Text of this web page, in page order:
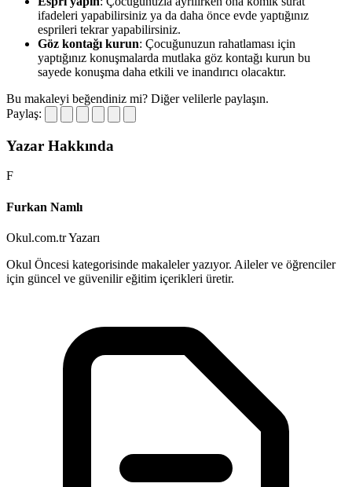
ifadeleri yapabilirsiniz ya da daha önce evde yaptığınız
esprileri tekrar yapabilirsiniz.
Göz kontağı kurun: Çocuğunuzun rahatlaması için
yaptığınız konuşmalarda mutlaka göz kontağı kurun bu
sayede konuşma daha etkili ve inandırıcı olacaktır.
Bu makaleyi beğendiniz mi? Diğer velilerle paylaşın.
Paylaş:
Yazar Hakkında
F
Furkan Namlı
Okul.com.tr Yazarı
Okul Öncesi kategorisinde makaleler yazıyor. Aileler ve öğrenciler
için güncel ve güvenilir eğitim içerikleri üretir.